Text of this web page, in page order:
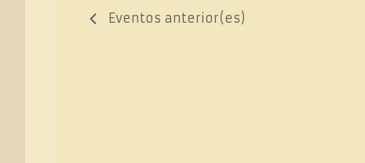
Eventos anterior(es)